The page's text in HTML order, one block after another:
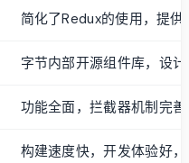
简化了Redux的使用，提
字节内部开源组件库，设
功能全面，拦截器机制完
构建速度快，开发体验好